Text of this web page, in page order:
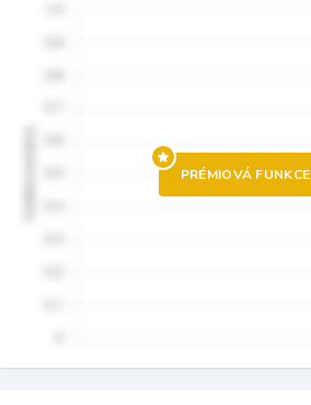
PRÉMIOVÁ FUNKCE